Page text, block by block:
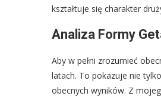
kształtuje się charakter
Analiza Formy
Aby w pełni zrozumieć
latach. To pokazuje nie
obecnych wyników. Z